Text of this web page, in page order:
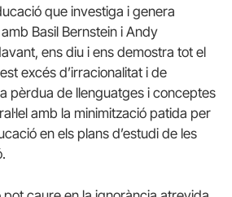
que investiga i genera
Basil Bernstein i Andy
ens diu i ens demostra tot el
excés d’irracionalitat i de
pèrdua de llenguatges i conceptes
amb la minimització patida per
en els plans d’estudi de les